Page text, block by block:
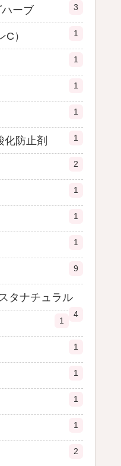
ーブ 3
） 1
1
1
1
化防止剤 1
2
1
1
1
9
タナチュラル
4
1
1
1
1
1
2